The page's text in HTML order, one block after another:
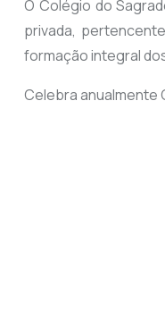
O Colégio do
privada,
formação integral
Celebra anualmente